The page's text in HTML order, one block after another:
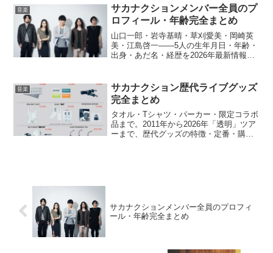
のヒット曲の誕生、そして最新の活動ま
で、米津玄師の経歴を年代順にわかりや
すく解説します。
音楽
サカナクションメンバー全員のプ
ロフィール・年齢完全まとめ
山口一郎・岩寺基晴・草刈愛美・岡崎英
美・江島啓一——5人の生年月日・年齢・
出身・あだ名・経歴を2026年最新情報で
音楽
サカナクション歴代ライブグッズ
完全まとめ
タオル・Tシャツ・パーカー・限定コラボ
品まで。2011年から2026年「透明」ツア
ーまで、歴代グッズの特徴・定番・購入
サカナクションメンバー全員のプロフィ
ール・年齢完全まとめ